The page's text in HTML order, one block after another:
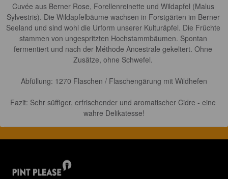
Cuvée aus Berner Rose, Forellenreinette und Wildapfel (Malus
Sylvestris). Die Wildapfelbäume wachsen in Forstgärten im Berner
Seeland und sind wohl die Urform unserer Kulturäpfel. Die Früchte
stammen von ungespritzten Hochstammbäumen. Spontan
fermentiert und nach der Méthode Ancestrale gekeltert. Ohne
Zusätze, ohne Schwefel.
Abfüllung: 1270 Flaschen / Flaschengärung mit Wildhefen
Fazit: Sehr süffiger, erfrischender und aromatischer Cidre - eine
wahre Delikatesse!